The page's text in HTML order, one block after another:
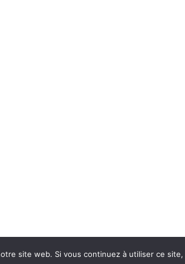
site web. Si vous continuez à utiliser ce